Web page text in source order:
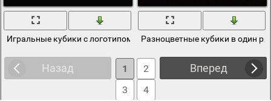
Игральные кубики с логотипом эпл на черном фоне
Разноцветные кубики в один
Назад Вперед
1
2
3
4